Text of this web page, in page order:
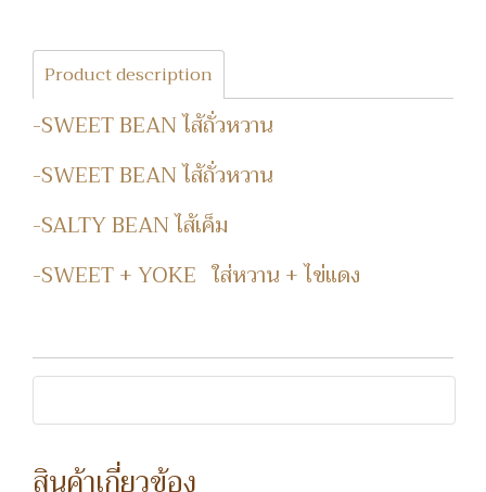
Product description
-SWEET BEAN ไส้ถั่วหวาน
-SWEET BEAN ไส้ถั่วหวาน
-SALTY BEAN ไส้เค็ม
-SWEET + YOKE ใส่หวาน + ไข่แดง
สินค้าเกี่ยวข้อง